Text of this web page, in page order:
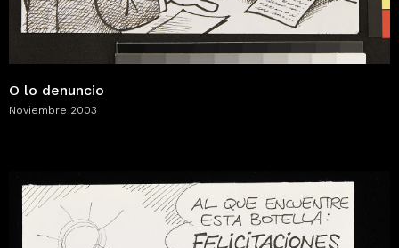
O lo denuncio
Noviembre 2003